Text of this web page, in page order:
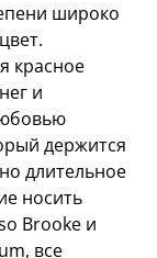
широко
красное
и
держится
длительное
носить
Brooke и
все